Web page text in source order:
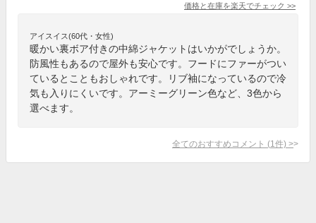
価格と在庫を楽天でチェック >>
アイスイス(60代・女性)
暖かい裏ボア付きの中綿ジャケットはいかがでしょうか。
防風性もあるので屋外も安心です。フードにファーがつい
ているとこともおしゃれです。リブ袖になっているので冷
気も入りにくいです。アーミーグリーン色など、3色から
選べます。
全てのおすすめコメント (1 件) >